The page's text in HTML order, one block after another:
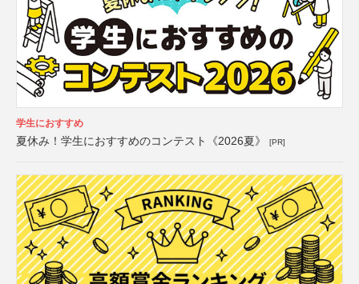
学生におすすめ
夏休み！学生におすすめのコンテスト《2026夏》 [PR]